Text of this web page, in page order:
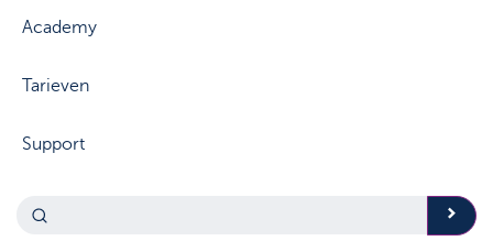
Academy
Tarieven
Support